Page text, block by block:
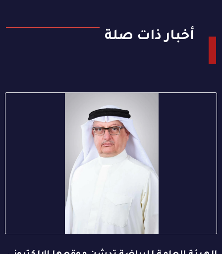
أخبار ذات صلة